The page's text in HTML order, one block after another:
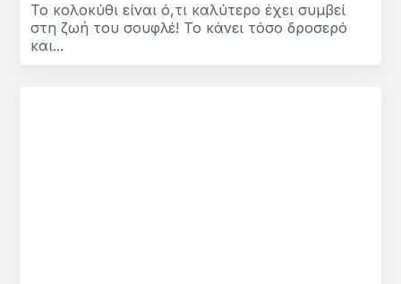
Το κολοκύθι είναι ό,τι καλύτερο έχει συμβεί
στη ζωή του σουφλέ! Το κάνει τόσο δροσερό
και...